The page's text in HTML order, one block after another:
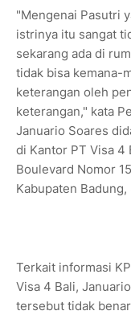
"Mengenai Pasutri
istrinya itu sangat
sekarang ada di
tidak bisa kemana-
keterangan oleh
keterangan," kata
Januario Soares
di Kantor PT Visa 4
Boulevard Nomor
Kabupaten
Terkait informasi
Visa 4 Bali,
tersebut tidak